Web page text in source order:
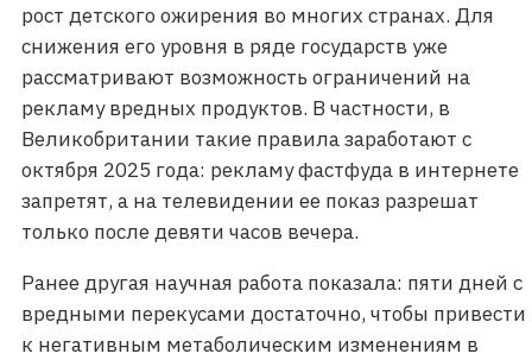
рост детского ожирения во многих странах. Для
снижения его уровня в ряде государств уже
рассматривают возможность ограничений на
рекламу вредных продуктов. В частности, в
Великобритании такие правила заработают с
октября 2025 года: рекламу фастфуда в интернете
запретят, а на телевидении ее показ разрешат
только после девяти часов вечера.
Ранее другая научная работа показала: пяти дней с
вредными перекусами достаточно, чтобы привести
к негативным метаболическим изменениям в